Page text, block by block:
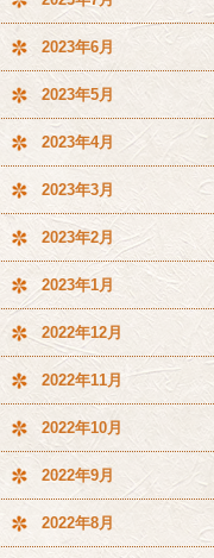
2023年6月
2023年5月
2023年4月
2023年3月
2023年2月
2023年1月
2022年12月
2022年11月
2022年10月
2022年9月
2022年8月